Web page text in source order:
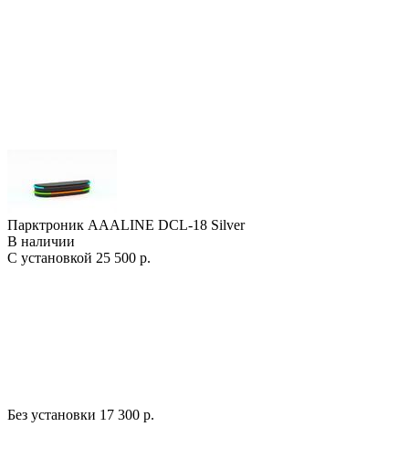
Парктроник AAALINE DCL-18 Silver
В наличии
С установкой 25 500 р.
Без установки 17 300 р.